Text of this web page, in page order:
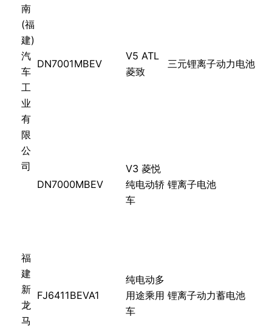
南
(福
建)
汽
车
工
业
有
限
公
司
DN7001MBEV
V5 ATL
菱致
三元锂离子动力电池
DN7000MBEV
V3 菱悦
纯电动轿
车
锂离子电池
福
建
新
龙
马
FJ6411BEVA1
纯电动多
用途乘用
车
锂离子动力蓄电池